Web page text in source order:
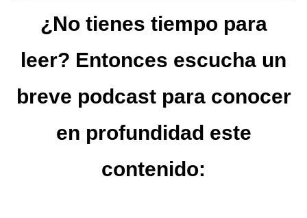
¿No tienes tiempo para
leer? Entonces escucha un
breve podcast para conocer
en profundidad este
contenido: